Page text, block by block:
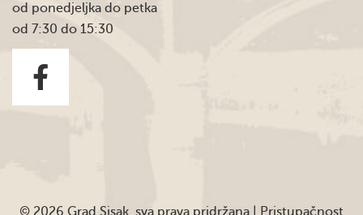
od ponedjeljka do petka
od 7:30 do 15:30
© 2026 Grad Sisak, sva prava pridržana | Pristupačnost